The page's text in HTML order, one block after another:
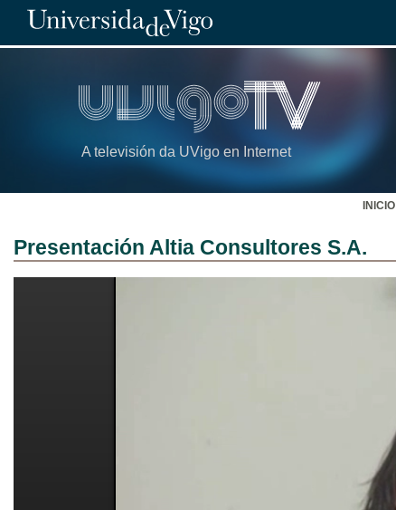
A televisión da UVigo en Internet
INICIO
Presentación Altia Consultores S.A.